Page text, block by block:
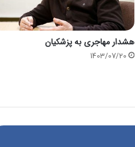
هشدار مهاجری به پزشکیان
1403/07/20